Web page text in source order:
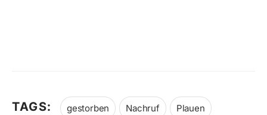
TAGS: gestorben Nachruf Plauen